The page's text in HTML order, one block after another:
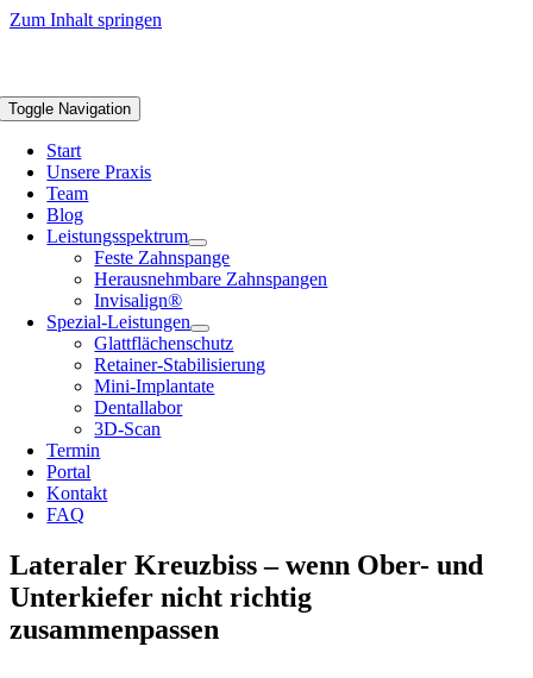
Zum Inhalt springen
Toggle Navigation
Start
Unsere Praxis
Team
Blog
Leistungsspektrum
Feste Zahnspange
Herausnehmbare Zahnspangen
Invisalign®
Spezial-Leistungen
Glattflächenschutz
Retainer-Stabilisierung
Mini-Implantate
Dentallabor
3D-Scan
Termin
Portal
Kontakt
FAQ
Lateraler Kreuzbiss – wenn Ober- und
Unterkiefer nicht richtig
zusammenpassen